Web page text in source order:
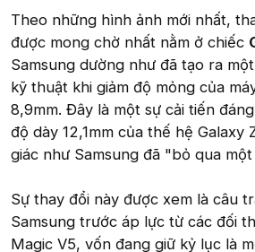
Theo những hình ảnh mới nhất,
được mong chờ nhất nằm ở chiếc
Samsung dường như đã tạo ra
kỹ thuật khi giảm độ mỏng của
8,9mm. Đây là một sự cải tiến
độ dày 12,1mm của thế hệ Galaxy
giác như Samsung đã "bỏ qua
Sự thay đổi này được xem là câu
Samsung trước áp lực từ các đối
Magic V5, vốn đang giữ kỷ lục là